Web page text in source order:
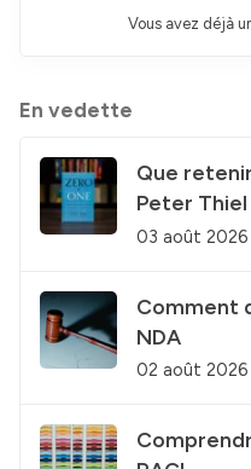
Vous avez déjà
En vedette
Que
Peter Thiel
03 août 2026
Comment
NDA
02 août 2026